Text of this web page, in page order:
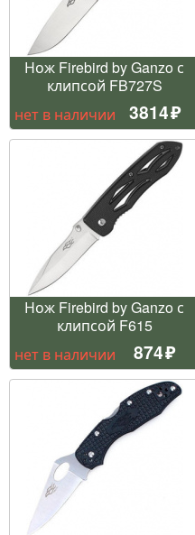
Нож Firebird by Ganzo с
клипсой FB727S
нет в наличии
3814
Нож Firebird by Ganzo с
клипсой F615
нет в наличии
874